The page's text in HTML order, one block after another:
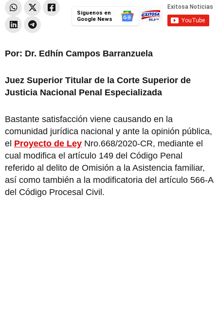
Síguenos en
Google News
Por: Dr. Edhín Campos Barranzuela
Juez Superior Titular de la Corte Superior de
Justicia Nacional Penal Especializada
Bastante satisfacción viene causando en la
comunidad jurídica nacional y ante la opinión pública,
el Proyecto de Ley Nro.668/2020-CR, mediante el
cual modifica el artículo 149 del Código Penal
referido al delito de Omisión a la Asistencia familiar,
así como también a la modificatoria del artículo 566-A
del Código Procesal Civil.